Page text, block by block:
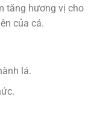
tăng hương vị cho
của cá.
lá.